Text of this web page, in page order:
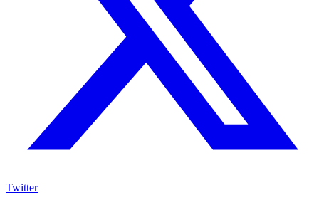
Twitter